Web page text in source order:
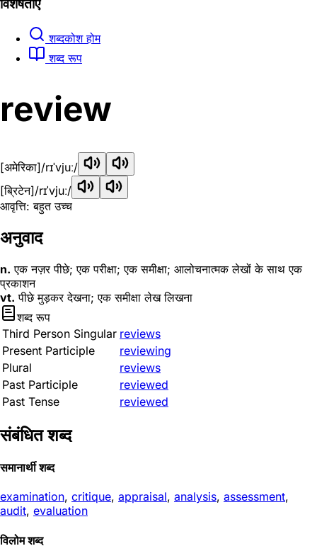
विशेषताएँ
शब्दकोश होम
शब्द रूप
review
[अमेरिका]/rɪˈvjuː/
[ब्रिटेन]/rɪˈvjuː/
आवृत्ति: बहुत उच्च
अनुवाद
n. एक नज़र पीछे; एक परीक्षा; एक समीक्षा; आलोचनात्मक लेखों के साथ एक
प्रकाशन
vt. पीछे मुड़कर देखना; एक समीक्षा लेख लिखना
शब्द रूप
Third Person Singular reviews
Present Participle
reviewing
Plural
reviews
Past Participle
reviewed
Past Tense
reviewed
संबंधित शब्द
समानार्थी शब्द
examination, critique, appraisal, analysis, assessment,
audit, evaluation
विलोम शब्द